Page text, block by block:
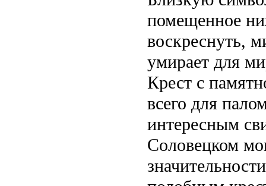
помещенное
воскреснуть,
умирает для
Крест с
всего для
интересным
Соловецком